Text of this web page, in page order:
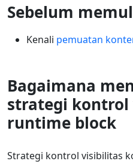
Sebelum
Kenali pemuatan
Bagaimana
strategi
runtime block
Strategi kontrol visibilitas